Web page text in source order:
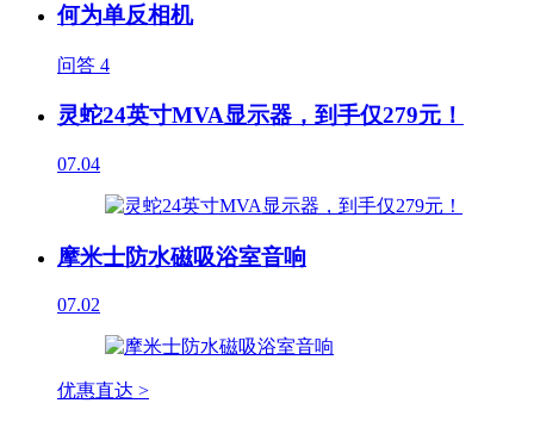
何为单反相机
问答 4
灵蛇24英寸MVA显示器，到手仅279元！
07.04
摩米士防水磁吸浴室音响
07.02
优惠直达 >